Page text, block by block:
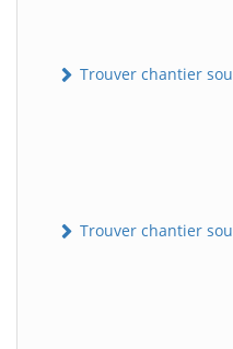
Trouver chantier
Trouver chantier